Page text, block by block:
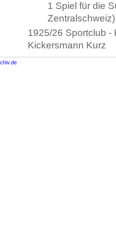
1 Spiel für die
Zentralschweiz)
1925/26 Sportclub -
Kickersmann Kurz